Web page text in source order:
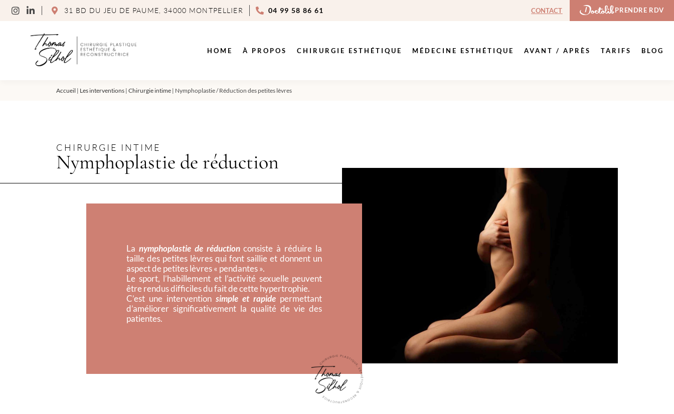
31 BD DU JEU DE PAUME, 34000 MONTPELLIER 04 99 58 86 61 CONTACT PRENDRE RDV
HOME À PROPOS CHIRURGIE ESTHÉTIQUE MÉDECINE ESTHÉTIQUE AVANT / APRÈS TARIFS BLOG
Accueil | Les interventions | Chirurgie intime | Nymphoplastie / Réduction des petites lèvres
CHIRURGIE INTIME
Nymphoplastie de réduction
La nymphoplastie de réductionconsiste à réduire la
taille des petites lèvres qui font saillie et donnent un
aspect de petites lèvres « pendantes ».
Le sport, l’habillement et l’activité sexuelle peuvent
être rendus difficiles du fait de cette hypertrophie.
C’est une intervention simple et rapide permettant
d’améliorer significativement la qualité de vie des
patientes.